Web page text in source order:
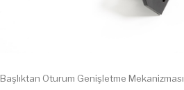
Başlıktan Oturum Genişletme Mekanizması